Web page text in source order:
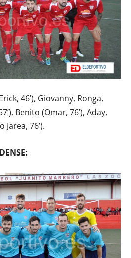
46’), Giovanny, Ronga,
Benito (Omar, 76’), Aday,
76’).